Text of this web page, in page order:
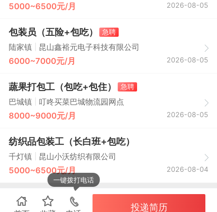
5000~6500元/月 2026-08-05
包装员（五险+包吃）
急聘
陆家镇
昆山鑫裕元电子科技有限公司
6000~7000元/月 2026-08-05
蔬果打包工（包吃+包住）
急聘
巴城镇
叮咚买菜巴城物流园网点
8000~9000元/月 2026-08-05
纺织品包装工（长白班+包吃）
千灯镇 昆山小沃纺织有限公司
5000~6500元/月 2026-08-04
一键拨打电话
投递简历